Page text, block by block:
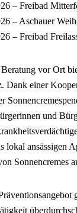
– Freibad
– Aschauer
– Freibad
vor Ort
Dank einer
und
lokal ansässigen
Sonnencremes